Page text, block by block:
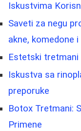
Iskustvima
Saveti za negu
akne, komedone
Estetski tretmani
Iskustva sa
preporuke
Botox Tretmani:
Primene